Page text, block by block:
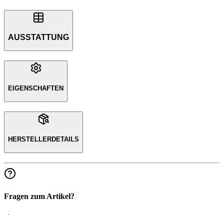
AUSSTATTUNG
EIGENSCHAFTEN
HERSTELLERDETAILS
Fragen zum Artikel?